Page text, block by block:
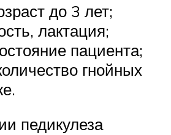
до 3 лет;
лактация;
пациента;
гнойных
педикулеза